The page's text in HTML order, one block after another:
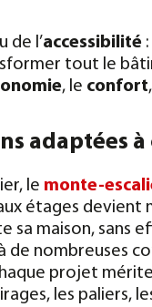
de l’accessibilité
tout le
, le confort
adaptées
le monte-
étages
sa maison, sans
de nombreuses
projet
les paliers,